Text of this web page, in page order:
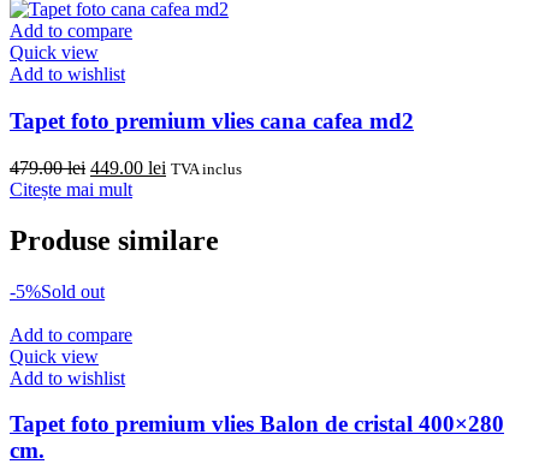
fost:
550.00 lei.
455.00 lei.
Add to compare
Quick view
Add to wishlist
Tapet foto premium vlies cana cafea md2
479.00lei Prețul
inițial
479.00 lei.
449.00 lei Prețul
449.00 lei.
TVA inclus
Citește mai mult
Produse similare
-5%Sold out
Add to compare
Quick view
Add to wishlist
Tapet foto premium vlies Balon de cristal 400×280
cm.